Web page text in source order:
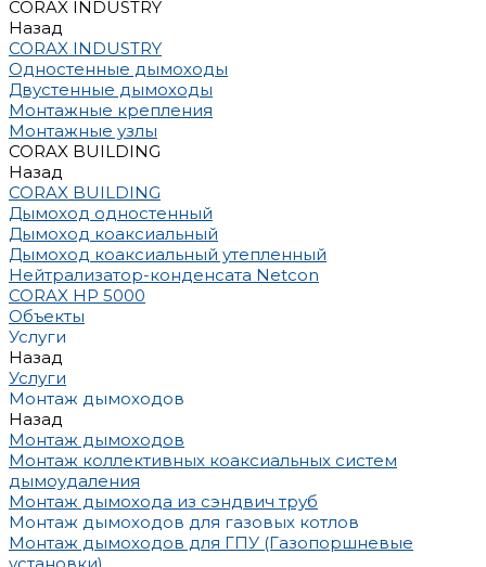
CORAX INDUSTRY
Назад
CORAX INDUSTRY
Одностенные дымоходы
Двустенные дымоходы
Монтажные крепления
Монтажные узлы
CORAX BUILDING
Назад
CORAX BUILDING
Дымоход одностенный
Дымоход коаксиальный
Дымоход коаксиальный утепленный
Нейтрализатор-конденсата Netcon
CORAX HP 5000
Объекты
Услуги
Назад
Услуги
Монтаж дымоходов
Назад
Монтаж дымоходов
Монтаж коллективных коаксиальных систем
дымоудаления
Монтаж дымохода из сэндвич труб
Монтаж дымоходов для газовых котлов
Монтаж дымоходов для ГПУ (Газопоршневые